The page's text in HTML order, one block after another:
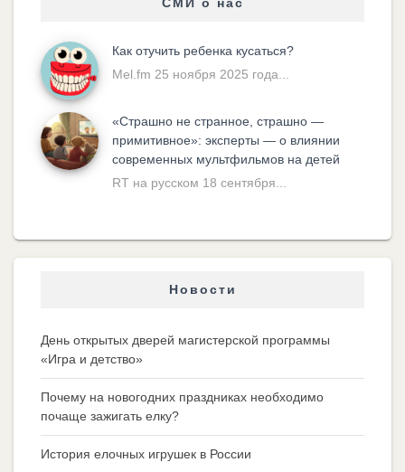
СМИ о нас
Как отучить ребенка кусаться?
Mel.fm 25 ноября 2025 года...
«Cтрашно не странное, страшно —
примитивное»: эксперты — о влиянии
современных мультфильмов на детей
RT на русском 18 сентября...
Новости
День открытых дверей магистерской программы
«Игра и детство»
Почему на новогодних праздниках необходимо
почаще зажигать елку?
История елочных игрушек в России